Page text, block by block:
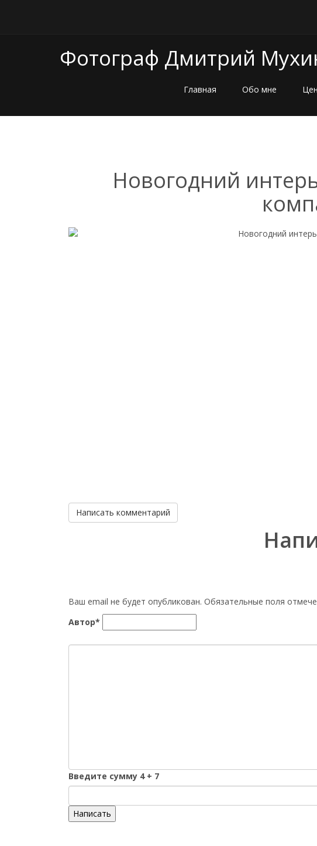
Фотограф Дмитрий
Главная Обо мне
Новогодний
Написать комментарий
Ваш email не будет опубликован. Обязательные поля
Автор*
Введите сумму 4 + 7
Написать